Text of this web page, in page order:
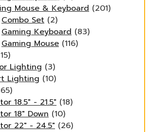
Mouse & Keyboard (201)
Combo Set (2)
Gaming Keyboard (83)
Gaming Mouse (116)
Lighting (3)
Lighting (10)
18.5" - 21.5" (18)
18" Down (10)
22" - 24.5" (26)